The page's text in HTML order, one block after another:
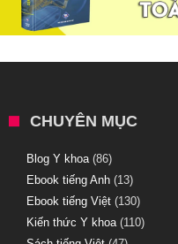
CHUYÊN MỤC
Blog Y khoa(86)
Ebook tiếng Anh (13)
Ebook tiếng Việt (130)
Kiến thức Y khoa(110)